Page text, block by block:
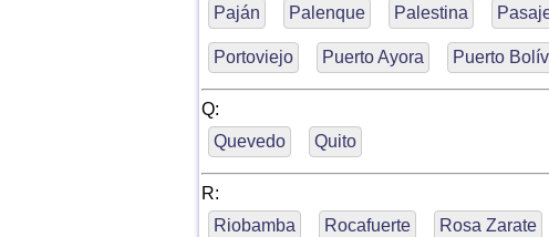
Paján
Palenque Palestina
Portoviejo Puerto Ayora Puerto
Q:
Quevedo
Quito
R:
Riobamba
Rocafuerte Rosa Zarate